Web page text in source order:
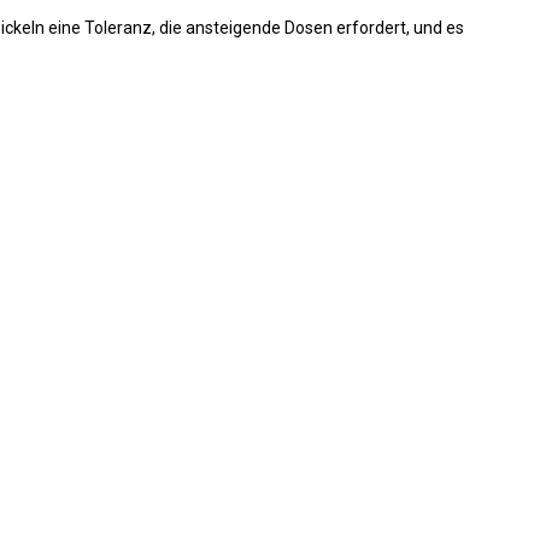
eine Toleranz, die ansteigende Dosen erfordert, und es